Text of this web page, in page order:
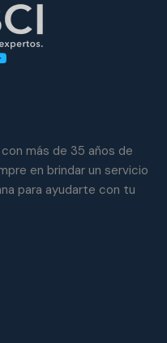
más de 35 años de
en brindar un servicio
para ayudarte con tu